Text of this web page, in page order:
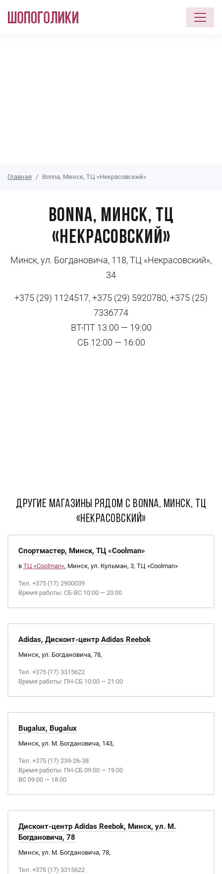
Главная Bonna, Минск, ТЦ «Некрасовский»
Bonna, Минск, ТЦ
«Некрасовский»
Минск, ул. Богдановича, 118, ТЦ «Некрасовский»,
34
+375 (29) 1124517, +375 (29) 5920780, +375 (25)
7336774
ВТ-ПТ 13:00 — 19:00
СБ 12:00 — 16:00
ДРУГИЕ МАГАЗИНЫ РЯДОМ С Bonna, Минск, ТЦ
«Некрасовский»
Спортмастер, Минск, ТЦ «Coolman»
в ТЦ «Coolman», Минск, ул. Кульман, 3, ТЦ «Coolman»
Тел. +375 (17) 2900039
Время работы: СБ-ВС 10:00 — 20:00
Adidas, Дисконт-центр Adidas Reebok
Минск, ул. Богдановича, 78,
Тел. +375 (17) 3315622
Время работы: ПН-СБ 10:00 — 21:00
Bugalux, Bugalux
Минск, ул. М. Богдановича, 143,
Тел. +375 (17) 239-26-38
Время работы: ПН-СБ 09:00 — 19:00
ВС 09:00 — 18:00
Дисконт-центр Adidas Reebok, Минск, ул. М.
Богдановича, 78
Минск, ул. М. Богдановича, 78,
Тел. +375 (17) 3315622